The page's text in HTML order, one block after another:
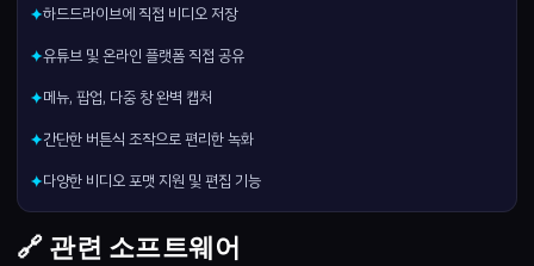
✦하드드라이브에 직접 비디오 저장
✦유튜브 및 온라인 플랫폼 직접 공유
✦메뉴, 팝업, 다중 창 완벽 캡처
✦간단한 버튼식 조작으로 편리한 녹화
✦다양한 비디오 포맷 지원 및 편집 기능
🔗 관련 소프트웨어